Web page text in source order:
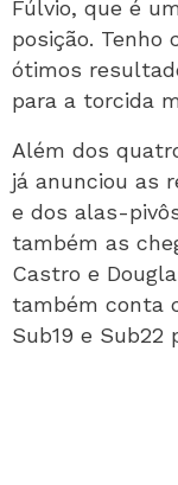
Fúlvio, que é
posição. Tenho
ótimos
para a torcida
Além dos
já anunciou as
e dos alas-
também as
Castro e
também conta
Sub19 e Sub22